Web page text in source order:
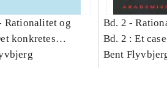
Rationalitet og
konkretes
Bind 1
Bd. 2 -
Bd. 2 : Et
studie af
Bent